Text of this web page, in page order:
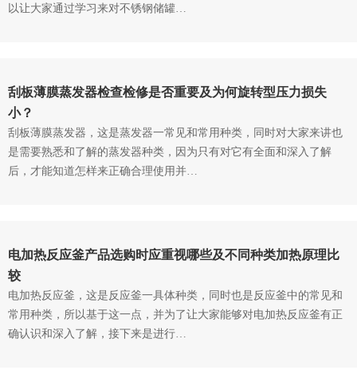
以让大家通过学习来对不锈钢储罐…
刮板薄膜蒸发器检查检修是否重要及为何旋转型压力损失
小？
刮板薄膜蒸发器，这是蒸发器一常见和常用种类，同时对大家来讲也
是需要熟悉和了解的蒸发器种类，因为只有对它有全面和深入了解
后，才能知道怎样来正确合理使用并…
电加热反应釜产品选购时应重视哪些及不同种类加热原理比
较
电加热反应釜，这是反应釜一具体种类，同时也是反应釜中的常见和
常用种类，所以基于这一点，并为了让大家能够对电加热反应釜有正
确认识和深入了解，接下来是进行…